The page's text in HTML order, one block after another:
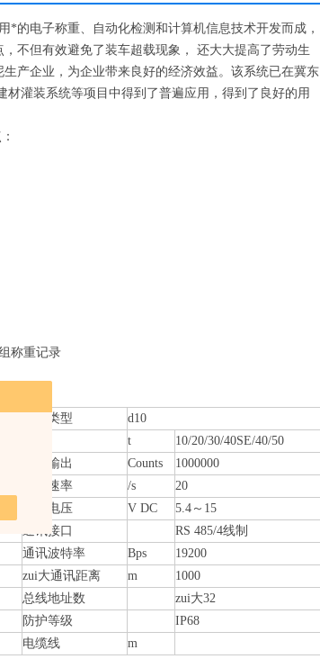
*的电子称重、自动化检测和计算机信息技术开发而成，
不但有效避免了装车超载现象， 还大大提高了劳动生
产企业，为企业带来良好的经济效益。该系统已在冀东
灌装系统等项目中得到了普遍应用，得到了良好的用
称重记录
数字类型
d10
t
10/20/30/40SE/40/50
额定输出 Counts
1000000
测量速率 /s
20
激励电压 V DC
5.4～15
通讯接口
RS 485/4线制
通讯波特率 Bps
19200
zui大通讯距离 m
1000
总线地址数
zui大32
防护等级
IP68
电缆线 m